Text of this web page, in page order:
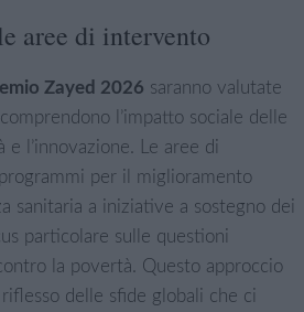
aree di intervento
Zayed 2026 saranno valutate
l’impatto sociale delle
l’innovazione. Le aree di
per il miglioramento
sanitaria a iniziative a sostegno dei
particolare sulle questioni
la povertà. Questo approccio
delle sfide globali che ci